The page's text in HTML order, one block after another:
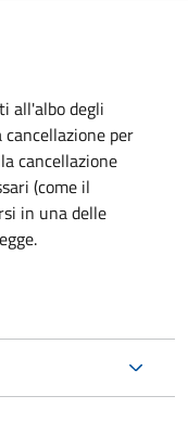
all'albo degli
per
cancellazione
(come il
in una delle